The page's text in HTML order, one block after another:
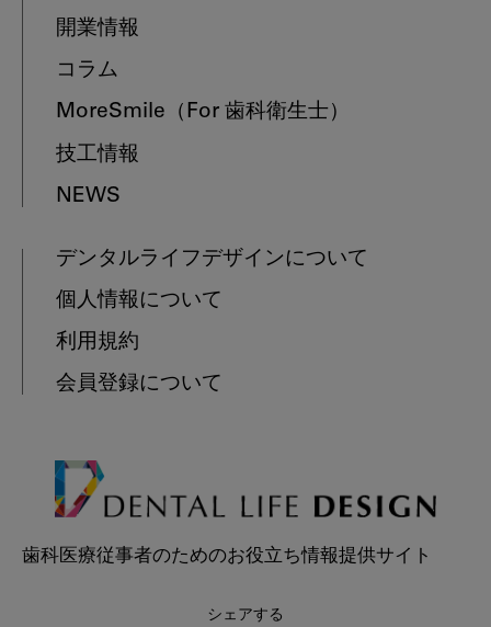
開業情報
コラム
MoreSmile （For 歯科衛生士）
技工情報
NEWS
デンタルライフデザインについて
個人情報について
利用規約
会員登録について
歯科医療従事者のためのお役立ち情報提供サイト
シェアする